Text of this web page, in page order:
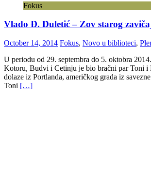
Fokus
Vlado Đ. Duletić – Zov starog
October 14, 2014 Fokus, Novo u biblioteci,
U periodu od 29. septembra do 5. oktobra
Kotoru, Budvi i Cetinju je bio bračni par Toni i
dolaze iz Portlanda, američkog grada iz
Toni […]